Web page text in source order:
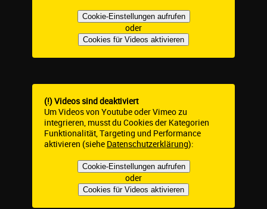
Cookie-Einstellungen aufrufen
oder
Cookies für Videos aktivieren
(!) Videos sind deaktiviert
Um Videos von Youtube oder Vimeo zu
integrieren, musst du Cookies der Kategorien
Funktionalität, Targeting und Performance
aktivieren (siehe Datenschutzerklärung):
Cookie-Einstellungen aufrufen
oder
Cookies für Videos aktivieren